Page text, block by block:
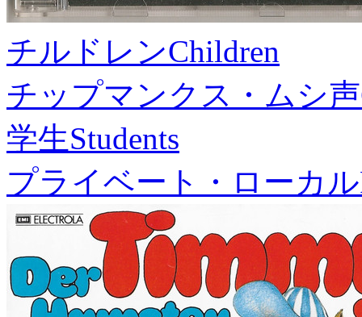
チルドレンChildren
チップマンクス・ムシ声
学生Students
プライベート・ローカル